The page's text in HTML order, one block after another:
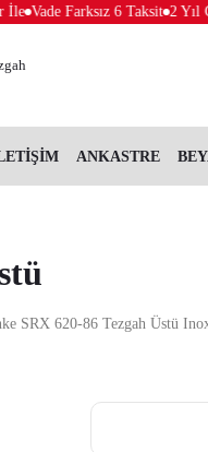
Vade Farksız 6 Taksit 2 Yıl
ANKASTRE
SRX 620-86 Tezgah Üstü